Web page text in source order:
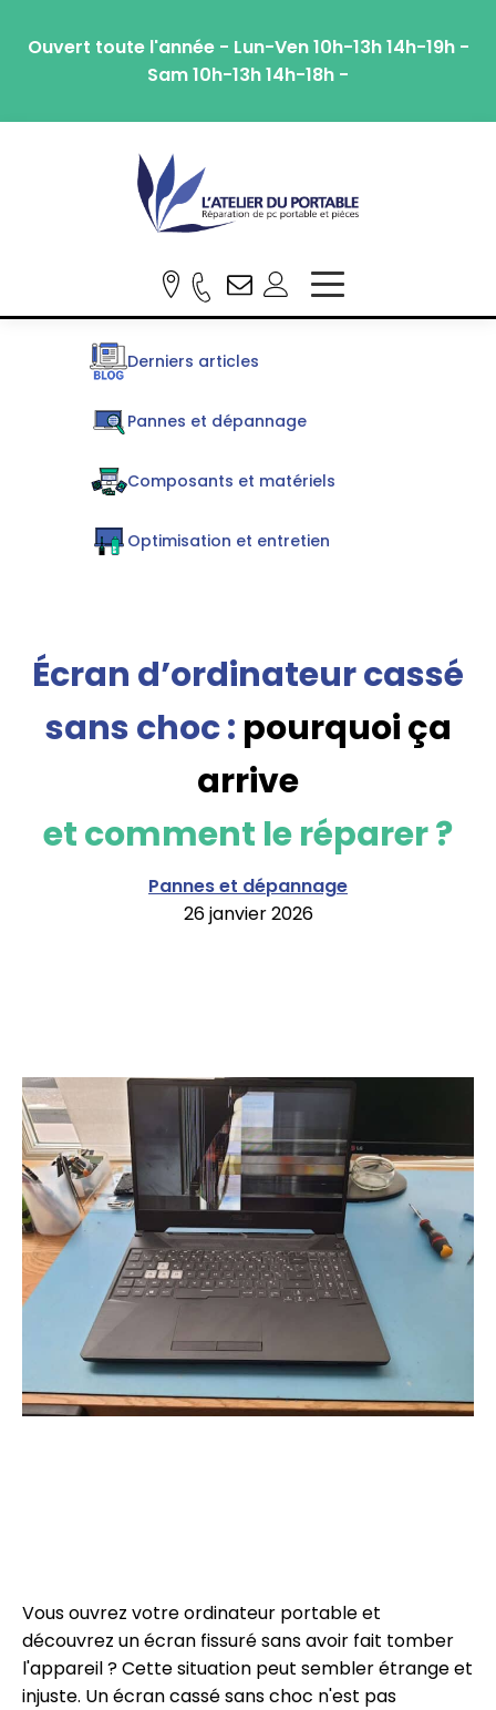
Ouvert toute l'année - Lun-Ven 10h-13h 14h-19h -
Sam 10h-13h 14h-18h -
Derniers articles
Pannes et dépannage
Composants et matériels
Optimisation et entretien
Écran d’ordinateur cassé
sans choc : pourquoi ça
arrive
et comment le réparer ?
Pannes et dépannage
26 janvier 2026
Vous ouvrez votre ordinateur portable et
découvrez un écran fissuré sans avoir fait tomber
l'appareil ? Cette situation peut sembler étrange et
injuste. Un écran cassé sans choc n'est pas